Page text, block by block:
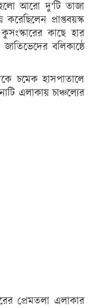
আরো দু’টি তাজা
করেছিলেন প্রাপ্তবয়স্ক
কাছে হার
বলিকাষ্ঠে
চমেক হাসপাতালে
এলাকায় চাঞ্চল্যের
প্রেমতলা এলাকার